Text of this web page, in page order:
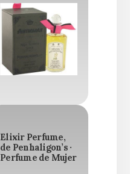
Elixir Perfume,
de Penhaligon’s ·
Perfume de Mujer